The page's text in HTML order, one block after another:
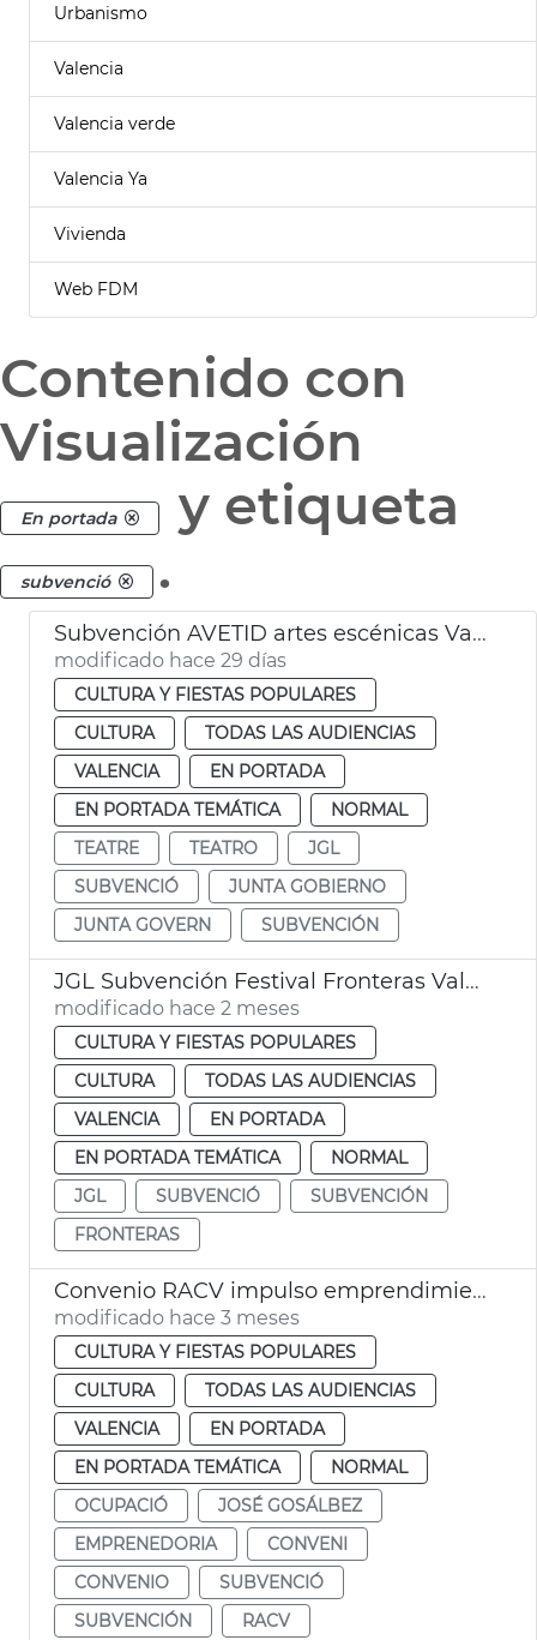
Urbanismo
Valencia
Valencia verde
Valencia Ya
Vivienda
Web FDM
Contenido con
Visualización
En portada y etiqueta
subvenció .
Subvención AVETID artes escénicas València
modificado hace 29 días
CULTURA Y FIESTAS POPULARES
CULTURA
TODAS LAS AUDIENCIAS
VALENCIA
EN PORTADA
EN PORTADA TEMÁTICA
NORMAL
TEATRE
TEATRO
JGL
SUBVENCIÓ
JUNTA GOBIERNO
JUNTA GOVERN
SUBVENCIÓN
JGL Subvención Festival Fronteras València
modificado hace 2 meses
CULTURA Y FIESTAS POPULARES
CULTURA
TODAS LAS AUDIENCIAS
VALENCIA
EN PORTADA
EN PORTADA TEMÁTICA
NORMAL
JGL
SUBVENCIÓ
SUBVENCIÓN
FRONTERAS
Convenio RACV impulso emprendimiento valenciano
modificado hace 3 meses
CULTURA Y FIESTAS POPULARES
CULTURA
TODAS LAS AUDIENCIAS
VALENCIA
EN PORTADA
EN PORTADA TEMÁTICA
NORMAL
OCUPACIÓ
JOSÉ GOSÁLBEZ
EMPRENEDORIA
CONVENI
CONVENIO
SUBVENCIÓ
SUBVENCIÓN
RACV